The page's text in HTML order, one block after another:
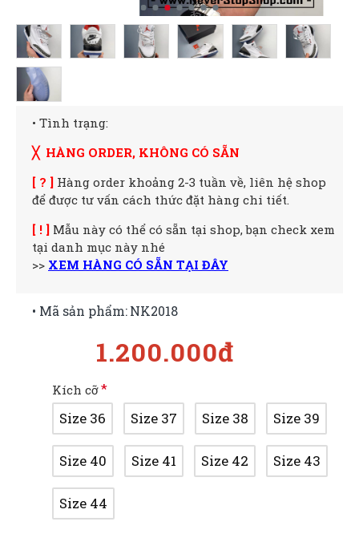
• Tình trạng:
╳ HÀNG ORDER, KHÔNG CÓ SẴN
[ ? ] Hàng order khoảng 2-3 tuần về, liên hệ shop
để được tư vấn cách thức đặt hàng chi tiết.
[ ! ] Mẫu này có thể có sẵn tại shop, bạn check xem
tại danh mục này nhé
>> XEM HÀNG CÓ SẴN TẠI ĐÂY
1.200.000đ
• Mã sản phẩm:NK2018
Kích cỡ
Size 36 Size 37 Size 38 Size 39
Size 40 Size 41 Size 42 Size 43
Size 44